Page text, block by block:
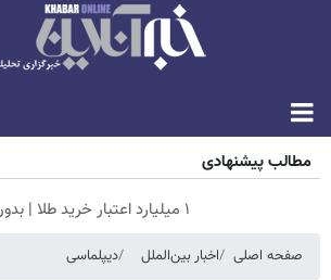
پنجشنبه ۱۵ مرداد ۱۴۰۵
مطالب پیشنهادی
۱ میلیارد اعتبار خرید طلا | بدون ضامن و چک
صفحه اصلی اخبار بین‌الملل دیپلماسی